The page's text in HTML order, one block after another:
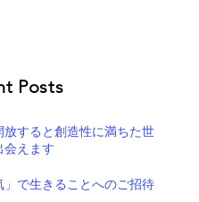
Posts
放すると創造性に満ちた世
会えます
」で生きることへのご招待